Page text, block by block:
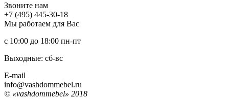
Звоните нам
+7 (495) 445-30-18
Мы работаем для Вас
с 10:00 до 18:00 пн-пт
Выходные: сб-вc
E-mail
info@vashdommebel.ru
© «vashdommebel» 2018